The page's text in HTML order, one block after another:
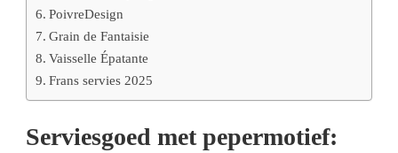
PoivreDesign
Grain de Fantaisie
Vaisselle Épatante
Frans servies 2025
Serviesgoed met pepermotief: